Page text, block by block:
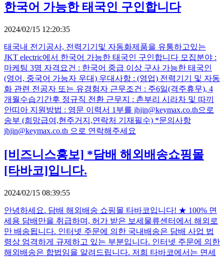
한국어 가능한 태국인 구인합니다
2024/02/15 12:20:35
태국내 전기공사, 전력기기및 자동화제품을 유통하고있는
JKT electric에서 한국어 가능한 태국인 구인합니다 모집분야 :
마케팅 3명 자격요건 : 한국어 중급 이상 구사 가능한 태국인
(영어, 중국어 가능자 우대) 우대사항 : (영업) 전력기기 및 자동
화 관련 전공자 또는 유경험자 근무조건 : 주6일(격주휴무), 4
개월수습기간후 정규직 전환 근무지 : 촌부리 시라차 및 따끼
안띠아 지원방법 : 영문 이력서 1부를 jhjin@keymax.co.th으로
송부 (희망급여,현주거지,연락처 기재필수) *문의사항
jhjin@keymax.co.th 으로 연락해주세요
[비즈니스홍보] *담배 해외배송쇼핑몰
[타바코]입니다.
2024/02/15 08:39:55
안녕하세요. 담배 해외배송 쇼핑몰 타바코입니다! ★ 100% 면
세용 담배만을 취급하며, 허가 받은 보세물류센터에서 해외로
만 배송됩니다. 인터넷 주문에 의한 국내배송은 담배 사업 법
령상 엄격하게 규제하고 있는 부분입니다. 인터넷 주문에 의한
해외배송은 합법임을 알려드립니다. 저희 타바코에서는 면세